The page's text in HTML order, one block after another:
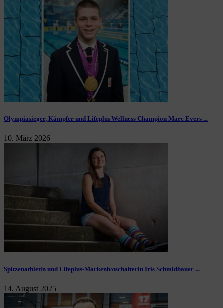
Olympiasieger, Kämpfer und Lifeplus Wellness Champion Marc Evers ...
10. März 2026
Spitzenathletin und Lifeplus-Markenbotschafterin Iris Schmidbauer ...
14. August 2025